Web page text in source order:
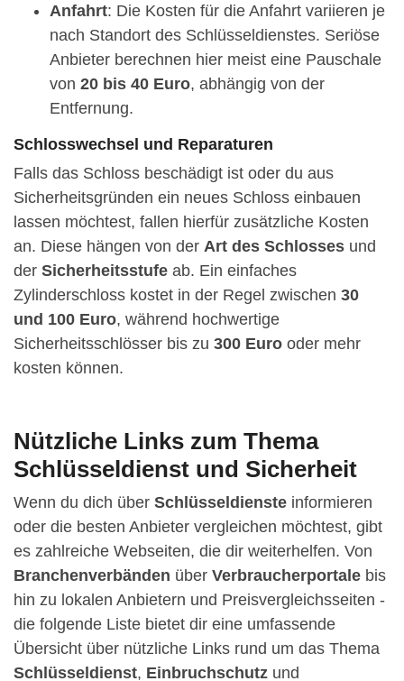
Anfahrt: Die Kosten für die Anfahrt variieren je
nach Standort des Schlüsseldienstes. Seriöse
Anbieter berechnen hier meist eine Pauschale
von 20 bis 40 Euro, abhängig von der
Entfernung.
Schlosswechsel und Reparaturen
Falls das Schloss beschädigt ist oder du aus
Sicherheitsgründen ein neues Schloss einbauen
lassen möchtest, fallen hierfür zusätzliche Kosten
an. Diese hängen von der Art des Schlosses und
der Sicherheitsstufe ab. Ein einfaches
Zylinderschloss kostet in der Regel zwischen 30
und 100 Euro, während hochwertige
Sicherheitsschlösser bis zu 300 Euro oder mehr
kosten können.
Nützliche Links zum Thema
Schlüsseldienst und Sicherheit
Wenn du dich über Schlüsseldienste informieren
oder die besten Anbieter vergleichen möchtest, gibt
es zahlreiche Webseiten, die dir weiterhelfen. Von
Branchenverbänden über Verbraucherportale bis
hin zu lokalen Anbietern und Preisvergleichsseiten -
die folgende Liste bietet dir eine umfassende
Übersicht über nützliche Links rund um das Thema
Schlüsseldienst, Einbruchschutz und